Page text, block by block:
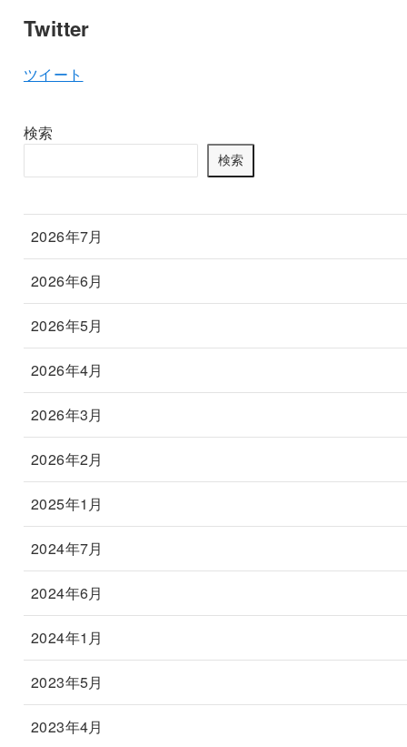
Twitter
ツイート
検索
検索
2026年7月
2026年6月
2026年5月
2026年4月
2026年3月
2026年2月
2025年1月
2024年7月
2024年6月
2024年1月
2023年5月
2023年4月